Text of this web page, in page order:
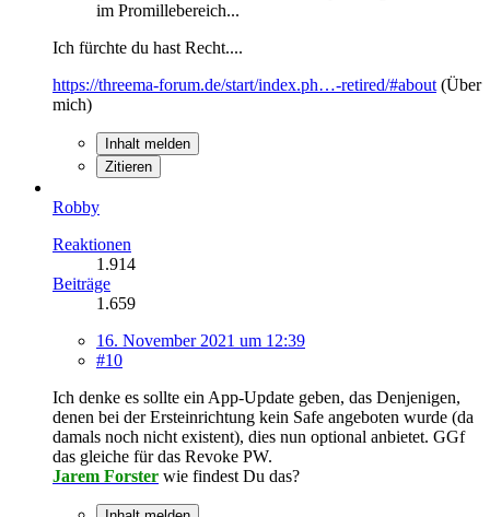
im Promillebereich...
Ich fürchte du hast Recht....
https://threema-forum.de/start/index.ph…-retired/#about (Über
mich)
Inhalt melden
Zitieren
Robby
Reaktionen
1.914
Beiträge
1.659
16. November 2021 um 12:39
#10
Ich denke es sollte ein App-Update geben, das Denjenigen,
denen bei der Ersteinrichtung kein Safe angeboten wurde (da
damals noch nicht existent), dies nun optional anbietet. GGf
das gleiche für das Revoke PW.
Jarem Forster wie findest Du das?